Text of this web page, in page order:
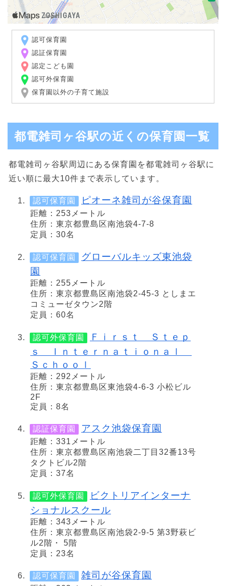
認可保育園
認証保育園
認定こども園
認可外保育園
保育園以外の子育て施設
都電雑司ヶ谷駅の近くの保育園一覧
都電雑司ヶ谷駅周辺にある保育園を都電雑司ヶ谷駅に
近い順に最大10件まで表示しています。
認可保育園 ピオーネ雑司が谷保育園
距離：253メートル
住所：東京都豊島区南池袋4-7-8
定員：30名
認可保育園
グローバルキッズ東池袋
園
距離：255メートル
住所：東京都豊島区南池袋2-45-3 としまエ
コミューゼタウン2階
定員：60名
認可外保育園
Ｆｉｒｓｔ Ｓｔｅｐ
ｓ Ｉｎｔｅｒｎａｔｉｏｎａｌ
Ｓｃｈｏｏｌ
距離：292メートル
住所：東京都豊島区東池袋4-6-3 小松ビル
2F
定員：8名
認証保育園 アスク池袋保育園
距離：331メートル
住所：東京都豊島区南池袋二丁目32番13号
タクトビル2階
定員：37名
認可外保育園
ビクトリアインターナ
ショナルスクール
距離：343メートル
住所：東京都豊島区南池袋2-9-5 第3野萩ビ
ル2階・ 5階
定員：23名
認可保育園 雑司が谷保育園